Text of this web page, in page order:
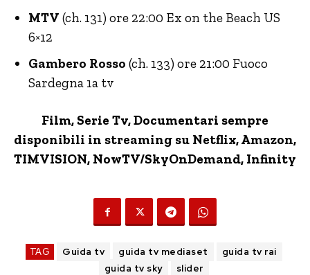
MTV (ch. 131) ore 22:00 Ex on the Beach US
6×12
Gambero Rosso (ch. 133) ore 21:00 Fuoco
Sardegna 1a tv
Film, Serie Tv, Documentari sempre
disponibili in streaming su Netflix,Amazon,
TIMVISION, NowTV/SkyOnDemand, Infinity
TAG Guida tv guida tv mediaset
guida tv rai
guida tv sky
slider